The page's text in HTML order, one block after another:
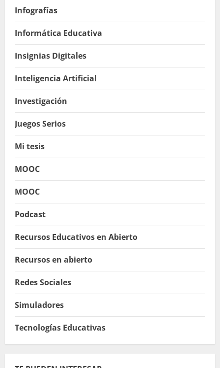
Infografías
Informática Educativa
Insignias Digitales
Inteligencia Artificial
Investigación
Juegos Serios
Mi tesis
MOOC
MOOC
Podcast
Recursos Educativos en Abierto
Recursos en abierto
Redes Sociales
Simuladores
Tecnologías Educativas